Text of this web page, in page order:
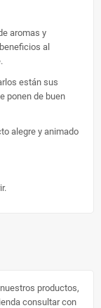
aromas y
al
están sus
ponen de buen
alegre y animado
productos,
consultar con